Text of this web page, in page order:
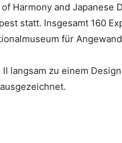
Harmony and Japanese
statt. Insgesamt 160
für
langsam zu einem